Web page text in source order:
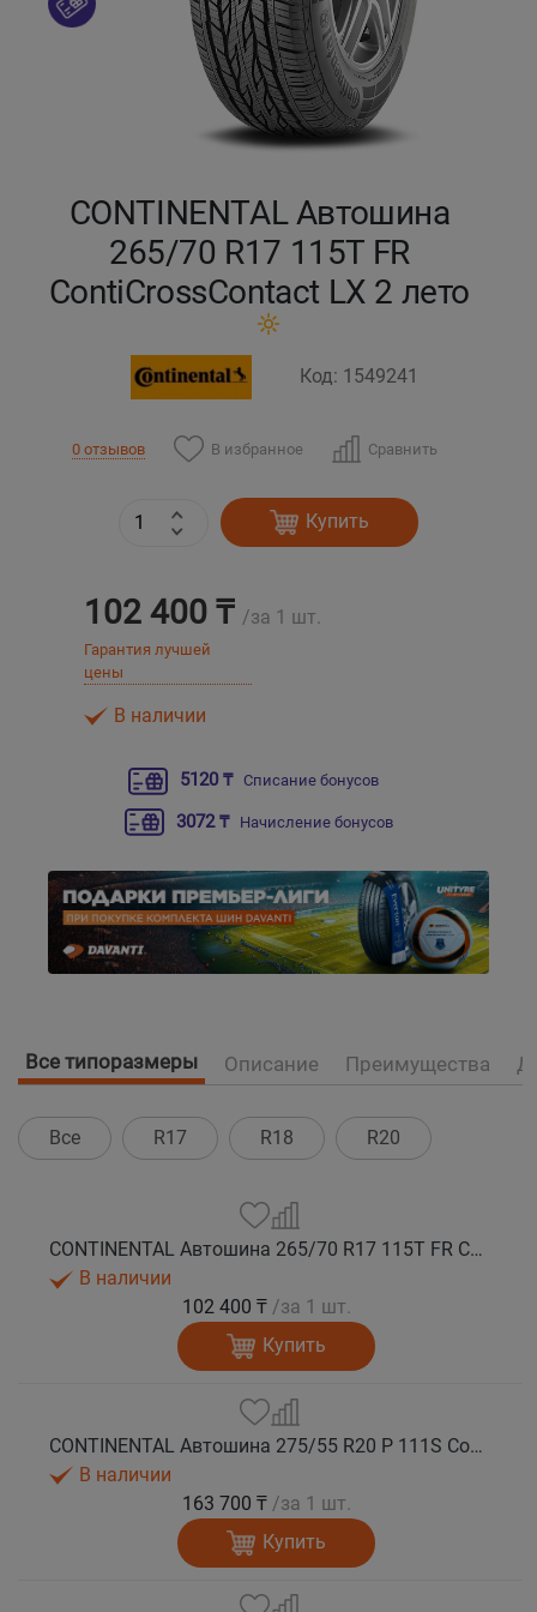
CONTINENTAL Автошина
265/70 R17 115T FR
ContiCrossContact LX 2 лето
Код: 1549241
0 отзывов В избранное Сравнить
Купить
102 400 ₸ /за 1 шт.
Гарантия лучшей
цены
В наличии
5120 ₸ Списание бонусов
3072 ₸ Начисление бонусов
Все типоразмеры Описание Преимущества
Все R17 R18 R20
CONTINENTAL Автошина 265/70 R17 115T FR ContiCrossContact LX 2 лето
В наличии
102 400 ₸ /за 1 шт.
Купить
CONTINENTAL Автошина 275/55 R20 P 111S ContiCrossContact LX 2 лето
В наличии
163 700 ₸ /за 1 шт.
Купить
Павлодар
Петропавловск
Уральск
Усть-Каменогорск
Шымкент